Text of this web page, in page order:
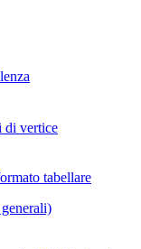
di vertice
tabellare